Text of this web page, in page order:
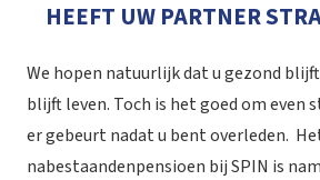
HEEFT UW PARTNER
We hopen natuurlijk dat u gezond
blijft leven. Toch is het goed om even
er gebeurt nadat u bent overleden.
nabestaandenpensioen bij SPIN is